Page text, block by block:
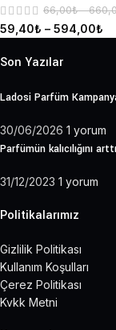
66,00₺ –
59,40₺ – 594,00₺
Son Yazılar
Ladosi Parfüm
30/06/2026 1 yorum
Parfümün kalıcılığını
31/12/2023 1 yorum
Politikalarımız
Gizlilik Politikası
Kullanım Koşulları
Çerez Politikası
Kvkk Metni